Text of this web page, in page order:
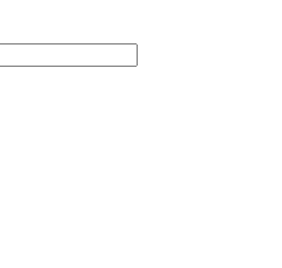
Escape